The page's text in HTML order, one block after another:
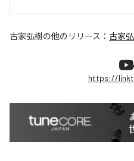
古家弘樹の他のリリース： 古家
https://